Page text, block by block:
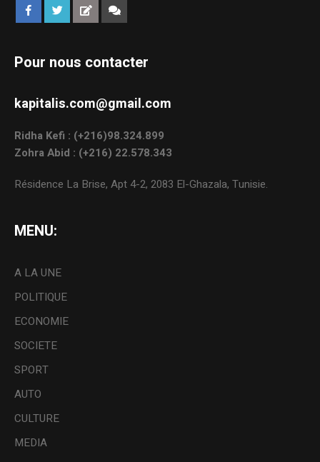
Pour nous contacter
kapitalis.com@gmail.com
Ridha Kefi : (+216)98.324.899
Zohra Abid : (+216) 22.578.343
Résidence La Brise, Apt 4-2, 2083 El-Ghazala, Tunisie.
MENU:
A LA UNE
POLITIQUE
ECONOMIE
SOCIETE
SPORT
AUTO
CULTURE
MEDIA